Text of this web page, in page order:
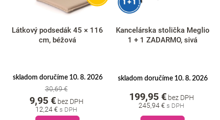
Látkový podsedák 45 × 116
cm, béžová
skladom doručíme 10. 8. 2026
30,69 €
12,24 €
9,95 €bez DPH
Kancelárska stolička Meglio
1 + 1 ZADARMO, sivá
skladom doručíme 10. 8. 2026
245,94 €
199,95 €bez DPH